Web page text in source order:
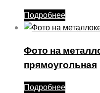
Подробнее
Фото на
прямоугольная
Подробнее